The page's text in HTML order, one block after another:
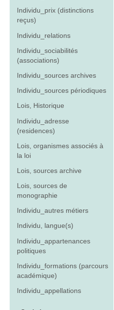
Individu_prix (distinctions
reçus)
Individu_relations
Individu_sociabilités
(associations)
Individu_sources archives
Individu_sources périodiques
Lois, Historique
Individu_adresse
(residences)
Lois, organismes associés à
la loi
Lois, sources archive
Lois, sources de
monographie
Individu_autres métiers
Individu, langue(s)
Individu_appartenances
politiques
Individu_formations (parcours
académique)
Individu_appellations